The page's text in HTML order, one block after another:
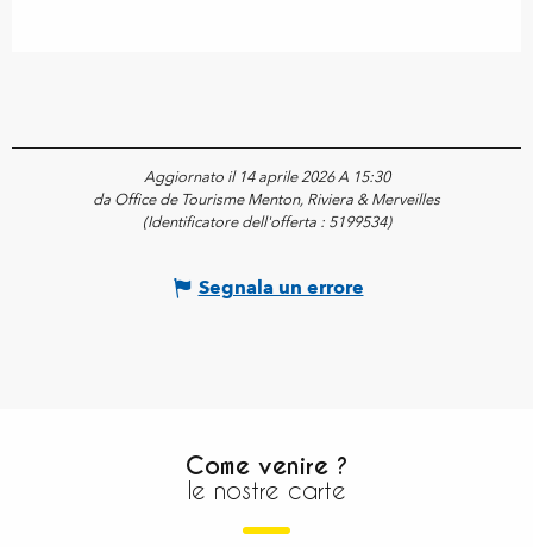
Aggiornato il 14 aprile 2026 A 15:30
da Office de Tourisme Menton, Riviera & Merveilles
(Identificatore dell'offerta : 5199534)
Segnala un errore
Come venire ?
le nostre carte